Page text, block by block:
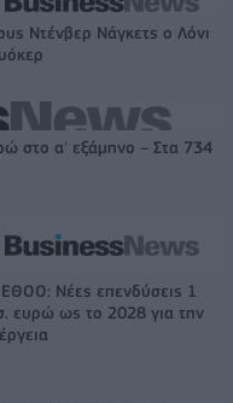
Ντένβερ Νάγκετς ο Λόνι
στο α' εξάμηνο – Στα 734
Νέες επενδύσεις 1
ευρώ ως το 2028 για την